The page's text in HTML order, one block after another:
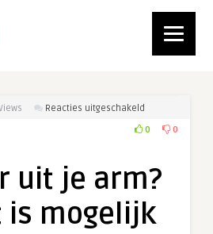
Reacties uitgeschakeld
Een
je
Ja,
0 0
uit je arm?
is mogelijk